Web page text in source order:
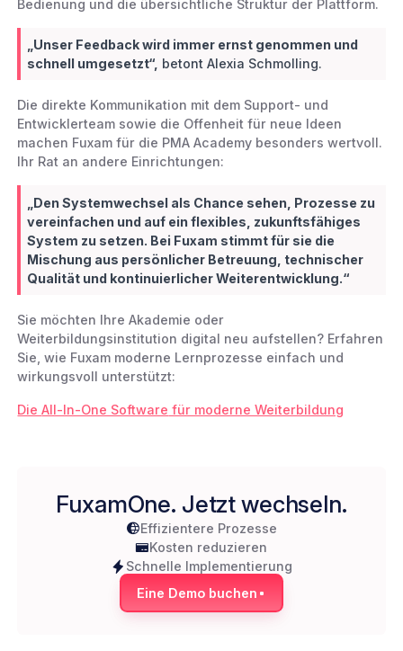
Bedienung und die übersichtliche Struktur der Plattform.
„Unser Feedback wird immer ernst genommen und
schnell umgesetzt“, betont Alexia Schmolling.
Die direkte Kommunikation mit dem Support- und
Entwicklerteam sowie die Offenheit für neue Ideen
machen Fuxam für die PMA Academy besonders wertvoll.
Ihr Rat an andere Einrichtungen:
„Den Systemwechsel als Chance sehen, Prozesse zu
vereinfachen und auf ein flexibles, zukunftsfähiges
System zu setzen. Bei Fuxam stimmt für sie die
Mischung aus persönlicher Betreuung, technischer
Qualität und kontinuierlicher Weiterentwicklung.“
Sie möchten Ihre Akademie oder
Weiterbildungsinstitution digital neu aufstellen? Erfahren
Sie, wie Fuxam moderne Lernprozesse einfach und
wirkungsvoll unterstützt:
DieAll-In-One Software für moderne Weiterbildung
FuxamOne. Jetzt wechseln.
Effizientere Prozesse
Kosten reduzieren
Schnelle Implementierung
Eine Demo buchen